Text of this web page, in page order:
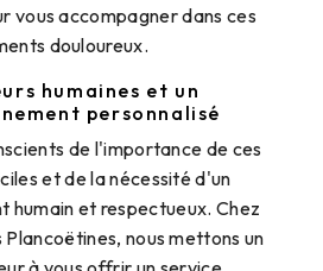
vous accompagner dans ces
douloureux.
humaines et un
personnalisé
de l'importance de ces
et de la nécessité d'un
humain et respectueux. Chez
Plancoëtines, nous mettons un